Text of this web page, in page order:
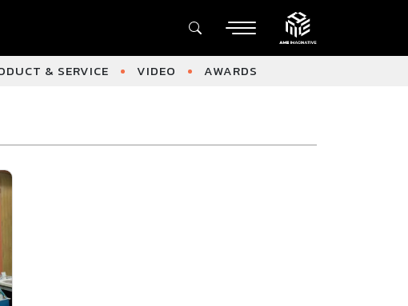
& SERVICE VIDEO AWARDS